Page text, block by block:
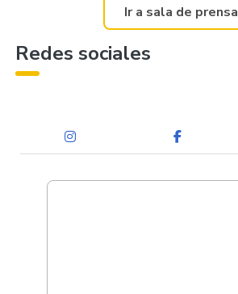
Ir a sala de prensa
Redes sociales